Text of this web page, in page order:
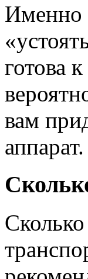
Именно
готова
вам
аппарат.